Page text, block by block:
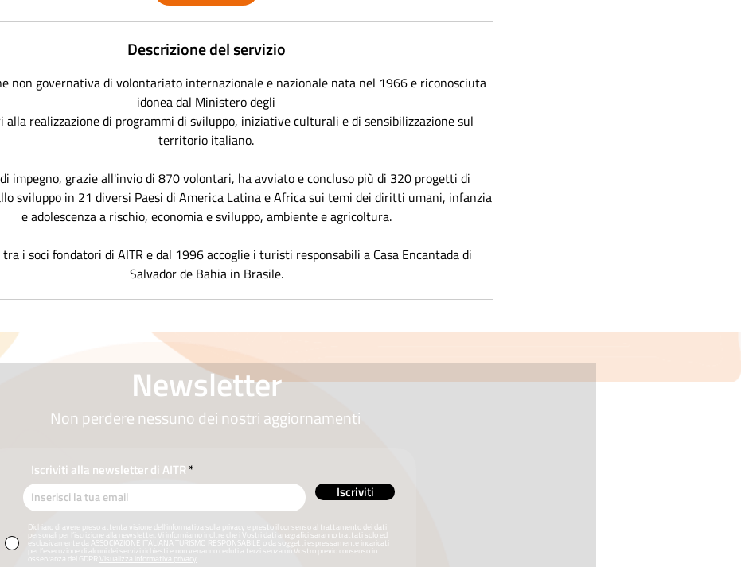
t
Descrizione del servizio
non governativa di volontariato internazionale e nazionale nata nel 1966 e riconosciuta
idonea dal Ministero degli
alla realizzazione di programmi di sviluppo, iniziative culturali e di sensibilizzazione sul
territorio italiano.
impegno, grazie all'invio di 870 volontari, ha avviato e concluso più di 320 progetti di
sviluppo in 21 diversi Paesi di America Latina e Africa sui temi dei diritti umani, infanzia
e adolescenza a rischio, economia e sviluppo, ambiente e agricoltura.
i soci fondatori di AITR e dal 1996 accoglie i turisti responsabili a Casa Encantada di
Salvador de Bahia in Brasile.
Newsletter
Non perdere nessuno dei nostri aggiornamenti
Iscriviti alla newsletter di AITR
Iscriviti
Dichiaro di avere preso attenta visione dell’informativa sulla privacy e presto il consenso al trattamento dei dati
personali per l’iscrizione alla newsletter. Vi informiamo inoltre che i Vostri dati anagrafici saranno trattati solo ed
esclusivamente da ASSOCIAZIONE ITALIANA TURISMO RESPONSABILE o da soggetti espressamente incaricati
per l’esecuzione di alcuni dei servizi richiesti e non verranno ceduti a terzi senza un Vostro previo consenso in
osservanza del GDPR Visualizza informativa privacy